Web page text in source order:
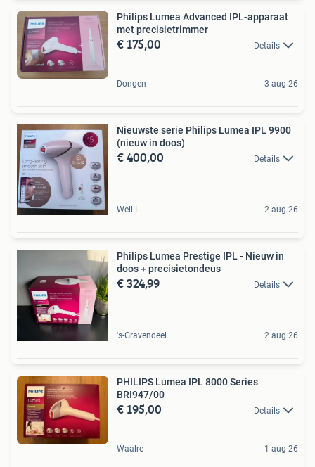
Philips Lumea Advanced IPL-apparaat
met precisietrimmer
€ 175,00 Details
Dongen 3 aug 26
Nieuwste serie Philips Lumea IPL 9900
(nieuw in doos)
€ 400,00 Details
Well L 2 aug 26
Philips Lumea Prestige IPL - Nieuw in
doos + precisietondeus
€ 324,99 Details
's-Gravendeel 2 aug 26
PHILIPS Lumea IPL 8000 Series
BRI947/00
€ 195,00 Details
Waalre 1 aug 26